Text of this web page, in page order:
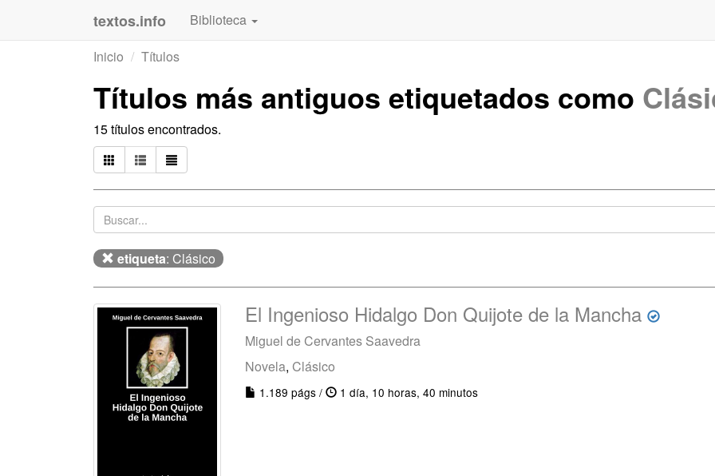
textos.info Biblioteca
Inicio
Títulos
Títulos más antiguos etiquetados como
15 títulos encontrados.
etiqueta: Clásico
El Ingenioso Hidalgo Don Quijote de la Mancha
Miguel de Cervantes Saavedra
Novela, Clásico
1.189 págs / 1 día, 10 horas, 40 minutos